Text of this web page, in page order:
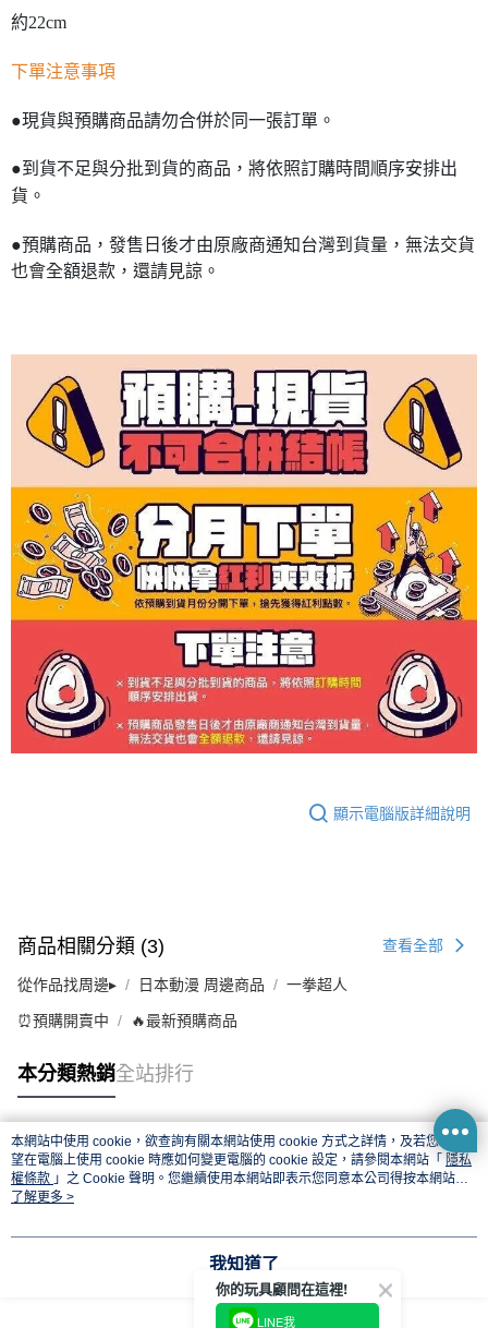
約22cm
下單注意事項
●現貨與預購商品請勿合併於同一張訂單。
●到貨不足與分批到貨的商品，將依照訂購時間順序安排出
貨。
●預購商品，發售日後才由原廠商通知台灣到貨量，無法交貨
也會全額退款，還請見諒。
顯示電腦版詳細說明
商品相關分類 (3) 查看全部
從作品找周邊▸ 日本動漫 周邊商品 一拳超人
⏰預購開賣中 🔥最新預購商品
本分類熱銷全站排行
熱門標籤
本網站中使用 cookie，欲查詢有關本網站使用 cookie 方式之詳情，及若您不希
望在電腦上使用 cookie 時應如何變更電腦的 cookie 設定，請參閱本網站「 隱私
權條款 」之 Cookie 聲明。您繼續使用本網站即表示您同意本公司得按本網站使
用條款之 Cookie 聲明使用 cookie。
了解更多 >
我知道了
你的玩具顧問在這裡!
LINE我